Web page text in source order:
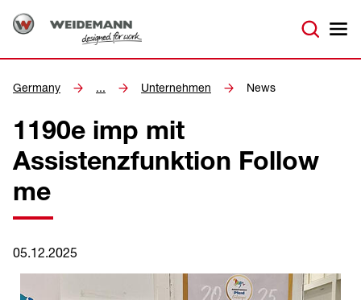
Germany ... Unternehmen News
1190e imp mit
Assistenzfunktion Follow
me
05.12.2025